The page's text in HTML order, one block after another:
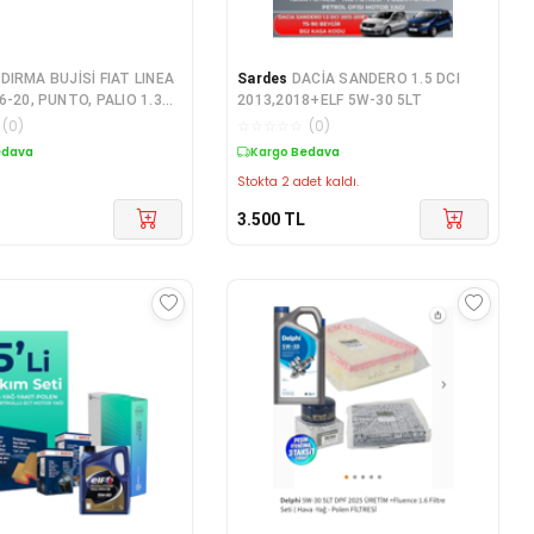
BUJİSİ FIAT LINEA
20, PUNTO, PALIO 1.3
ALBEA 1.3 JTD - NTX
(0)
Sardes DACİA SANDERO 1.5 DCI
2013,2018+ELF 5W-30 5LT
(0)
Kargo Bedava
Stokta 2 adet kaldı.
3.500 TL